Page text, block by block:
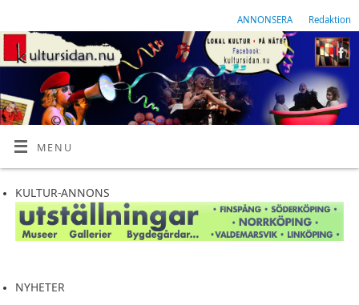
ANNONSERA Redaktion
MENU
KULTUR-ANNONS
NYHETER